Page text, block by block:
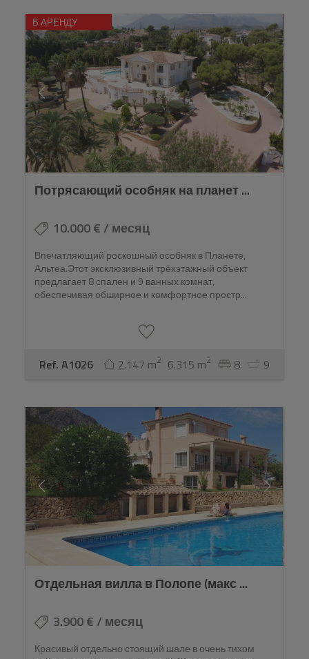
В АРЕНДУ
Потрясающий особняк на планет ...
10.000 € / месяц
Впечатляющий роскошный особняк в Планете,
Альтеа.Этот эксклюзивный трёхэтажный объект
предлагает 8 спален и 9 ванных комнат,
обеспечивая обширное и комфортное простр...
Ref. A1026 2.147 m2 6.315 m2 8 9
Отдельная вилла в Полопе (макс ...
3.900 € / месяц
Красивый отдельно стоящий шале в очень тихом